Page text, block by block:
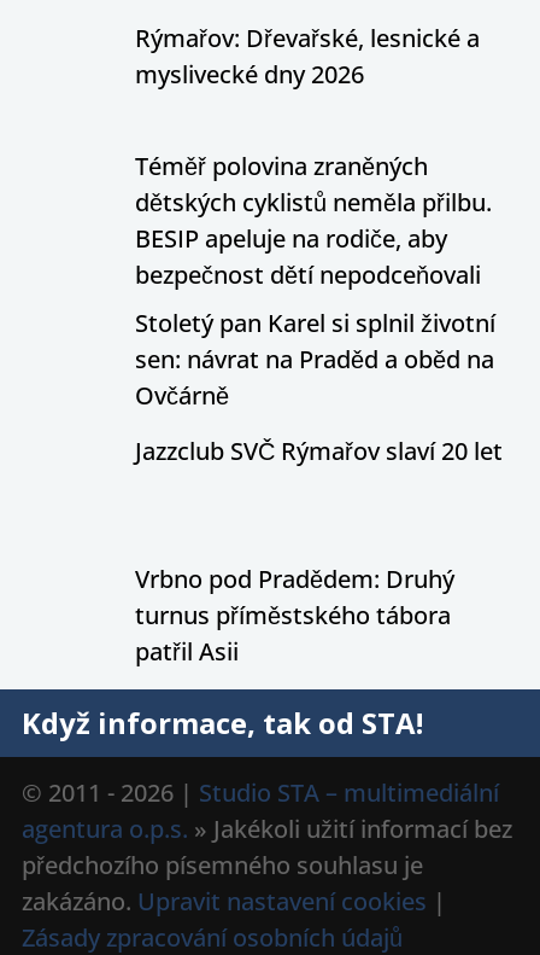
Rýmařov: Dřevařské, lesnické a
myslivecké dny 2026
Téměř polovina zraněných
dětských cyklistů neměla přilbu.
BESIP apeluje na rodiče, aby
bezpečnost dětí nepodceňovali
Stoletý pan Karel si splnil životní
sen: návrat na Praděd a oběd na
Ovčárně
Jazzclub SVČ Rýmařov slaví 20 let
Vrbno pod Pradědem: Druhý
turnus příměstského tábora
patřil Asii
Když informace, tak od STA!
© 2011 - 2026 | Studio STA – multimediální
agentura o.p.s. » Jakékoli užití informací bez
předchozího písemného souhlasu je
zakázáno. Upravit nastavení cookies |
Zásady zpracování osobních údajů